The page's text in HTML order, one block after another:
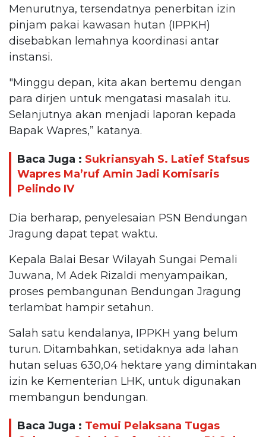
Menurutnya, tersendatnya penerbitan izin
pinjam pakai kawasan hutan (IPPKH)
disebabkan lemahnya koordinasi antar
instansi.
"Minggu depan, kita akan bertemu dengan
para dirjen untuk mengatasi masalah itu.
Selanjutnya akan menjadi laporan kepada
Bapak Wapres,” katanya.
Baca Juga : Sukriansyah S. Latief Stafsus
Wapres Ma’ruf Amin Jadi Komisaris
Pelindo IV
Dia berharap, penyelesaian PSN Bendungan
Jragung dapat tepat waktu.
Kepala Balai Besar Wilayah Sungai Pemali
Juwana, M Adek Rizaldi menyampaikan,
proses pembangunan Bendungan Jragung
terlambat hampir setahun.
Salah satu kendalanya, IPPKH yang belum
turun. Ditambahkan, setidaknya ada lahan
hutan seluas 630,04 hektare yang dimintakan
izin ke Kementerian LHK, untuk digunakan
membangun bendungan.
Baca Juga : Temui Pelaksana Tugas